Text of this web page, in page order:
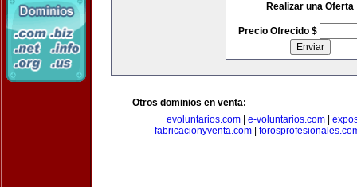
Realizar una Oferta
Precio Ofrecido $
Otros dominios en venta:
evoluntarios.com
e-voluntarios.com
fabricacionyventa.com|